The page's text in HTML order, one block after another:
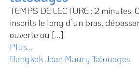
TEMPS DE LECTURE : 2 minutes.
inscrits le long d’un bras,
ouverte ou […]
Plus…
BangkokJean Maury Tatouages